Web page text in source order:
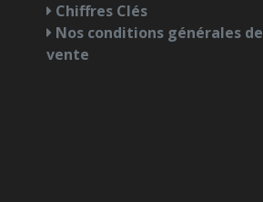
Chiffres Clés
Nos conditions générales de
vente